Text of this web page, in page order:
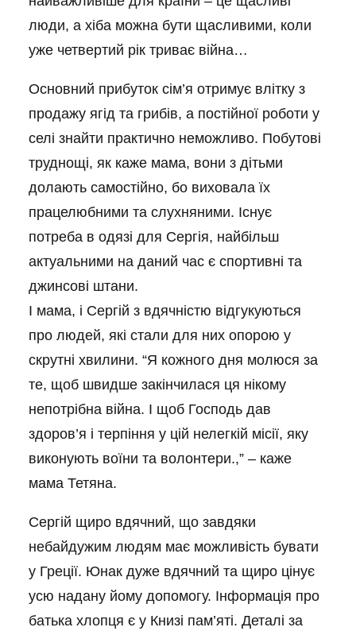
люди, а хіба можна бути щасливими, коли
уже четвертий рік триває війна…
Основний прибуток сім’я отримує влітку з
продажу ягід та грибів, а постійної роботи у
селі знайти практично неможливо. Побутові
труднощі, як каже мама, вони з дітьми
долають самостійно, бо виховала їх
працелюбними та слухняними. Існує
потреба в одязі для Сергія, найбільш
актуальними на даний час є спортивні та
джинсові штани.
І мама, і Сергій з вдячністю відгукуються
про людей, які стали для них опорою у
скрутні хвилини. “Я кожного дня молюся за
те, щоб швидше закінчилася ця нікому
непотрібна війна. І щоб Господь дав
здоров’я і терпіння у цій нелегкій місії, яку
виконують воїни та волонтери.,” – каже
мама Тетяна.
Сергій щиро вдячний, що завдяки
небайдужим людям має можливість бувати
у Греції. Юнак дуже вдячний та щиро цінує
усю надану йому допомогу. Інформація про
батька хлопця є у Книзі пам’яті. Деталі за